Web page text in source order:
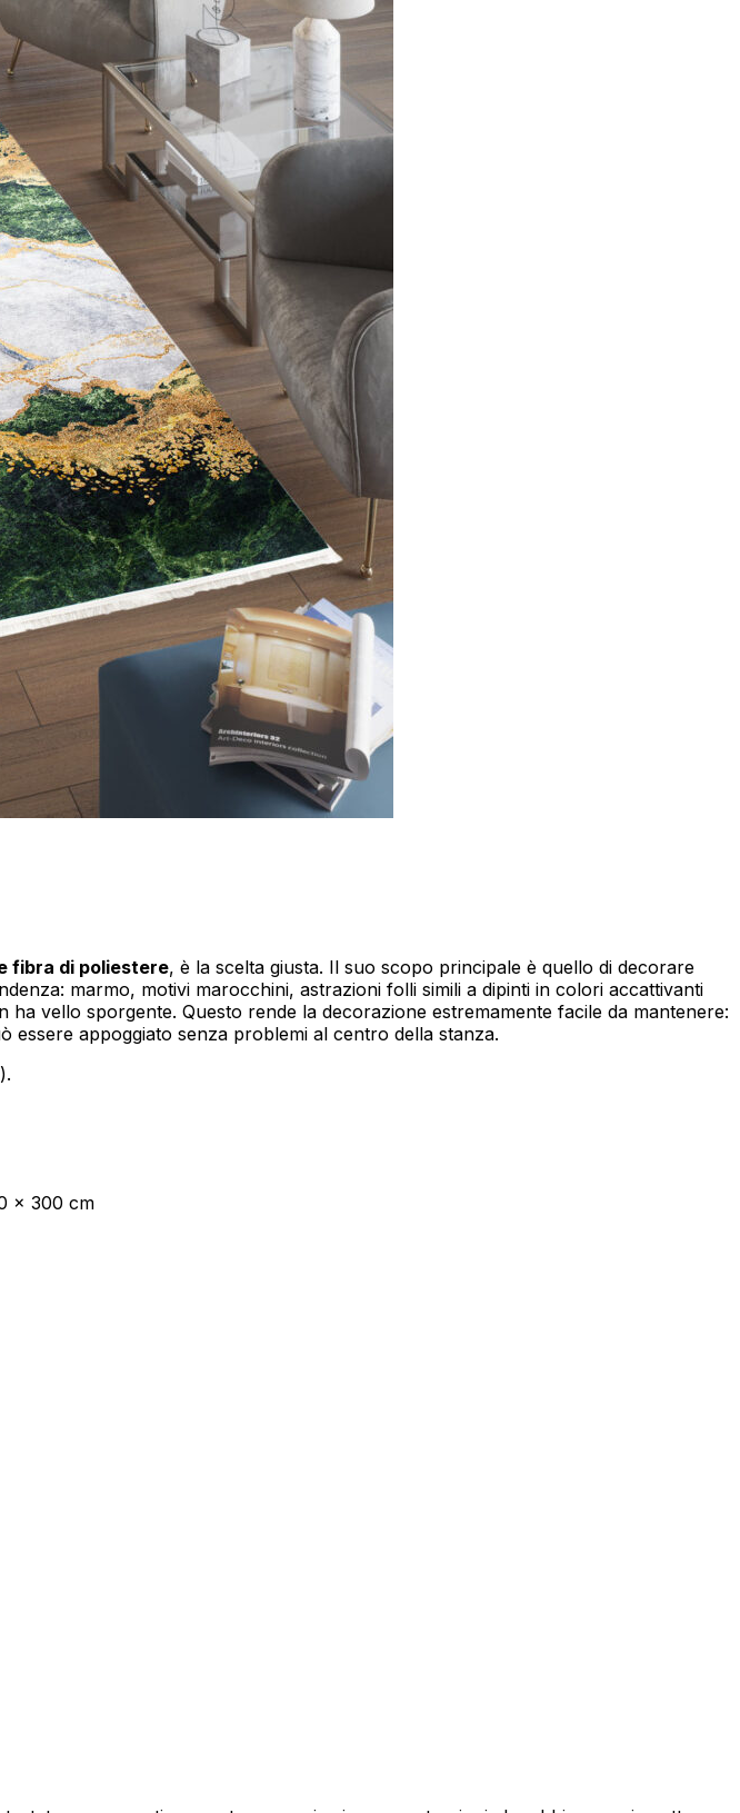
fibra di poliestere, è la scelta giusta. Il suo scopo principale è quello di decorare
marmo, motivi marocchini, astrazioni folli simili a dipinti in colori accattivanti
ha vello sporgente. Questo rende la decorazione estremamente facile da mantenere:
essere appoggiato senza problemi al centro della stanza.
x 300 cm
dei social media e per analizzare il nostro traffico.
partner social, pubblicitari e analitici, i quali possono
in base al tuo utilizzo dei loro servizi.
funzionerà come previsto senza di essi. Questi cookie non
che modificano il modo in cui il sito appare o si comporta, ad
interagiscono con i siti raccogliendo e riportando informazioni in
siti web. L'obiettivo è quello di mostrare annunci pertinenti e
di terze parti.
preferenze Accetta tutto